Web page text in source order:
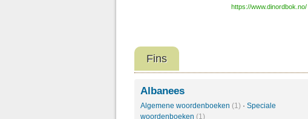
https://www.dinordbok.no/
Fins
Albanees
Algemene woordenboeken (1) · Speciale
woordenboeken (1)